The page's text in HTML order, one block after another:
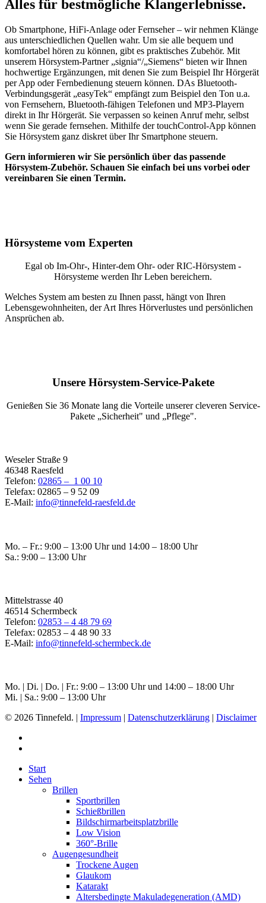
Alles für bestmögliche Klangerlebnisse.
Ob Smartphone, HiFi-Anlage oder Fernseher – wir nehmen Klänge
aus unterschiedlichen Quellen wahr. Um sie alle bequem und
komfortabel hören zu können, gibt es praktisches Zubehör. Mit
unserem Hörsystem-Partner „signia“/„Siemens“ bieten wir Ihnen
hochwertige Ergänzungen, mit denen Sie zum Beispiel Ihr Hörgerät
per App oder Fernbedienung steuern können. DAs Bluetooth-
Verbindungsgerät „easyTek“ empfängt zum Beispiel den Ton u.a.
von Fernsehern, Bluetooth-fähigen Telefonen und MP3-Playern
direkt in Ihr Hörgerät. Sie verpassen so keinen Anruf mehr, selbst
wenn Sie gerade fernsehen. Mithilfe der touchControl-App können
Sie Hörsystem ganz diskret über Ihr Smartphone steuern.
Gern informieren wir Sie persönlich über das passende
Hörsystem-Zubehör. Schauen Sie einfach bei uns vorbei oder
vereinbaren Sie einen Termin.
Hörsysteme vom Experten
Egal ob Im-Ohr-, Hinter-dem Ohr- oder RIC-Hörsystem -
Hörsysteme werden Ihr Leben bereichern.
Welches System am besten zu Ihnen passt, hängt von Ihren
Lebensgewohnheiten, der Art Ihres Hörverlustes und persönlichen
Ansprüchen ab.
Unsere Hörsystem-Service-Pakete
Genießen Sie 36 Monate lang die Vorteile unserer cleveren Service-
Pakete „Sicherheit" und „Pflege".
Weseler Straße 9
46348 Raesfeld
Telefon: 02865 – 1 00 10
Telefax: 02865 – 9 52 09
E-Mail: info@tinnefeld-raesfeld.de
Mo. – Fr.: 9:00 – 13:00 Uhr und 14:00 – 18:00 Uhr
Sa.: 9:00 – 13:00 Uhr
Mittelstrasse 40
46514 Schermbeck
Telefon: 02853 – 4 48 79 69
Telefax: 02853 – 4 48 90 33
E-Mail: info@tinnefeld-schermbeck.de
Mo. | Di. | Do. | Fr.: 9:00 – 13:00 Uhr und 14:00 – 18:00 Uhr
Mi. | Sa.: 9:00 – 13:00 Uhr
© 2026 Tinnefeld. | Impressum | Datenschutzerklärung | Disclaimer
Start
Sehen
Brillen
Sportbrillen
Schießbrillen
Bildschirmarbeitsplatzbrille
Low Vision
360°-Brille
Augengesundheit
Trockene Augen
Glaukom
Katarakt
Altersbedingte Makuladegeneration (AMD)